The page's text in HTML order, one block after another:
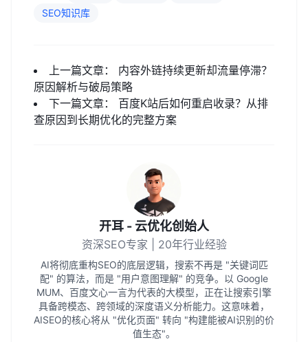
SEO知识库
上一篇文章： 内容外链持续更新却流量停滞？
原因解析与破局策略
下一篇文章： 百度K站后如何重启收录？从排
查原因到长期优化的完整方案
开耳 - 云优化创始人
资深SEO专家 | 20年行业经验
AI将彻底重构SEO的底层逻辑，搜索不再是 "关键词匹
配" 的算法，而是 "用户意图理解" 的竞争。以 Google
MUM、百度文心一言为代表的大模型，正在让搜索引擎
具备跨模态、跨领域的深度语义分析能力。这意味着，
AISEO的核心将从 "优化页面" 转向 "构建能被AI识别的价
值生态"。